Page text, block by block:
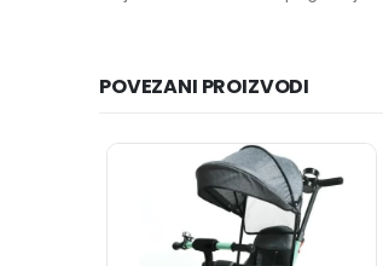
POVEZANI PROIZVODI